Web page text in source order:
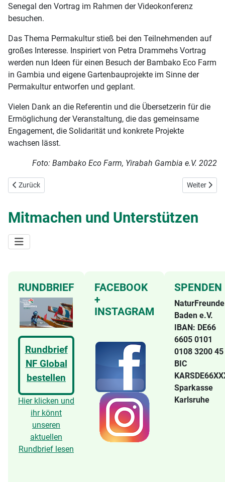
Senegal den Vortrag im Rahmen der Videokonferenz
besuchen.
Das Thema Permakultur stieß bei den Teilnehmenden auf
großes Interesse. Inspiriert von Petra Drammehs Vortrag
werden nun Ideen für einen Besuch der Bambako Eco Farm
in Gambia und eigene Gartenbauprojekte im Sinne der
Permakultur entworfen und geplant.
Vielen Dank an die Referentin und die Übersetzerin für die
Ermöglichung der Veranstaltung, die das gemeinsame
Engagement, die Solidarität und konkrete Projekte
wachsen lässt.
Foto: Bambako Eco Farm, Yirabah Gambia e.V. 2022
Vorheriger Beitrag: Liebe Freundinnen und Freunde, Interessierte,
Zurück Nächster
Weiter
Mitmachen und Unterstützen
RUNDBRIEF
Rundbrief
NF Global
bestellen
Hier klicken und
ihr könnt
unseren
aktuellen
Rundbrief lesen
FACEBOOK
+
INSTAGRAM
SPENDEN
NaturFreunde
Baden e.V.
IBAN: DE66
6605 0101
0108 3200 45
BIC
Sparkasse
Karlsruhe